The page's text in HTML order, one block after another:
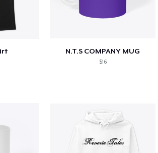
N.T.S COMPANY MUG
$16